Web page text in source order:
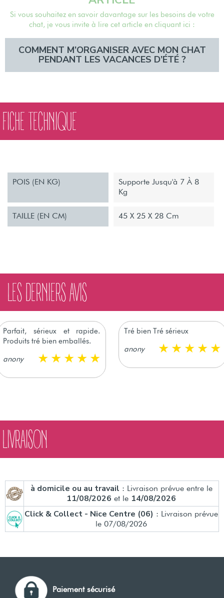
Si vous souhaitez en savoir davantage sur les besoins de votre
chat, je vous invite à lire cet article en cliquant ici :
COMMENT M’ORGANISER AVEC MON CHAT
PENDANT LES VACANCES D’ÉTÉ ?
FICHE TECHNIQUE
POIS (EN KG)
Supporte Jusqu'à 7 À 8
Kg
TAILLE (EN CM) 45 X 25 X 28 Cm
LES DERNIERS AVIS
Parfait, sérieux et rapide.
Produits tré bien emballés.
anony
Tré bien Tré sérieux
anony
LIVRAISON
à domicile ou au travail : Livraison prévue entre le
11/08/2026 et le 14/08/2026
Click & Collect - Nice Centre (06) : Livraison prévue
le 07/08/2026
Paiement sécurisé